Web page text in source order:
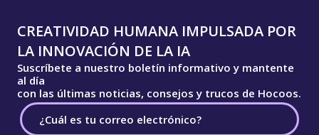
CREATIVIDAD HUMANA IMPULSADA POR
LA INNOVACIÓN DE LA IA
Suscríbete a nuestro boletín informativo y mantente
al día
con las últimas noticias, consejos y trucos de Hocoos.